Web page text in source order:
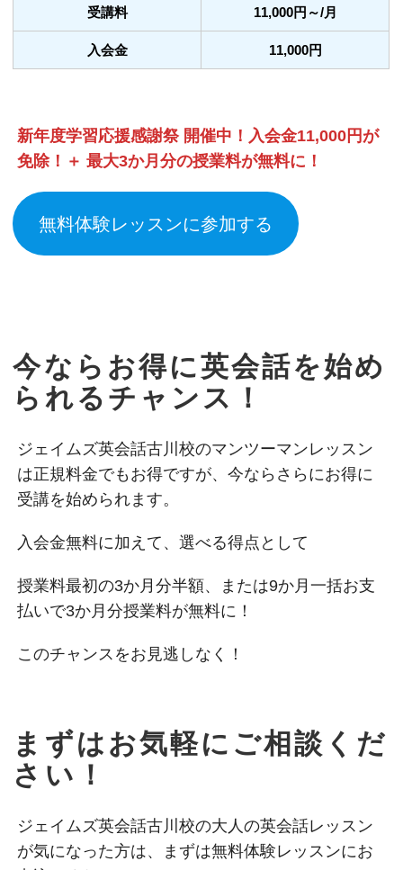
受講料 11,000円～/月
入会金 11,000円
新年度学習応援感謝祭 開催中！入会金11,000円が
免除！＋ 最大3か月分の授業料が無料に！
無料体験レッスンに参加する
今ならお得に英会話を始め
られるチャンス！
ジェイムズ英会話古川校のマンツーマンレッスン
は正規料金でもお得ですが、今ならさらにお得に
受講を始められます。
入会金無料に加えて、選べる得点として
授業料最初の3か月分半額、または9か月一括お支
払いで3か月分授業料が無料に！
このチャンスをお見逃しなく！
まずはお気軽にご相談くだ
さい！
ジェイムズ英会話古川校の大人の英会話レッスン
が気になった方は、まずは無料体験レッスンにお